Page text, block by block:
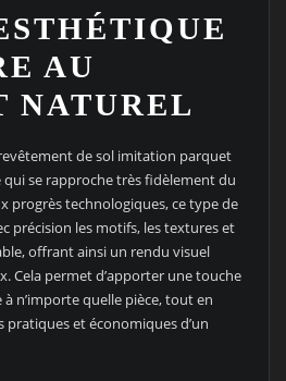
AU
NATUREL
de sol imitation parquet
se rapproche très fidèlement du
progrès technologiques, ce type de
précision les motifs, les textures et
offrant ainsi un rendu visuel
Cela permet d’apporter une touche
à n’importe quelle pièce, tout en
pratiques et économiques d’un